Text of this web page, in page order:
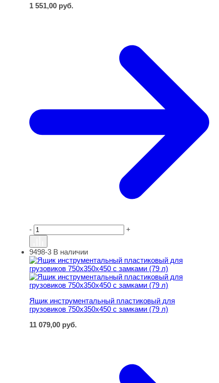
1 551,00 руб.
- +
Ящик инструментальный пластиковый для грузовиков
9498-3 В наличии
Ящик инструментальный пластиковый для
грузовиков 750x350x450 с замками (79 л)
11 079,00 руб.